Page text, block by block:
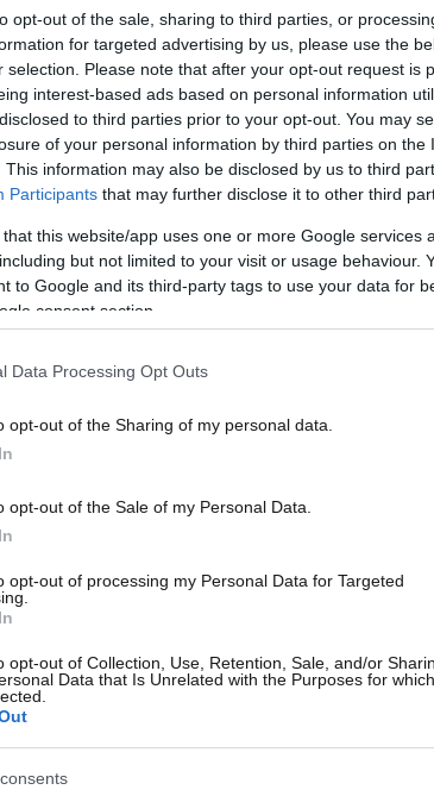
opt-out of the sale, sharing to third parties, or
for targeted advertising by us, please use the
selection. Please note that after your opt-out request is
interest-based ads based on personal information
to third parties prior to your opt-out. You may
of your personal information by third parties on the
This information may also be disclosed by us to third
Participants that may further disclose it to other third
that this website/app uses one or more Google services
but not limited to your visit or usage behaviour.
to Google and its third-party tags to use your data for
consent section.
Data Processing Opt Outs
opt-out of the Sharing of my personal data.
opt-out of the Sale of my Personal Data.
opt-out of processing my Personal Data for Targeted
opt-out of Collection, Use, Retention, Sale, and/or
Data that Is Unrelated with the Purposes for
20·07·2025 17:55
Κύπρος: Οι 5 Ελληνοκύπριοι
συνελήφθησαν από το
γιατί είχαν τίτλους ιδιοκτησίας των…